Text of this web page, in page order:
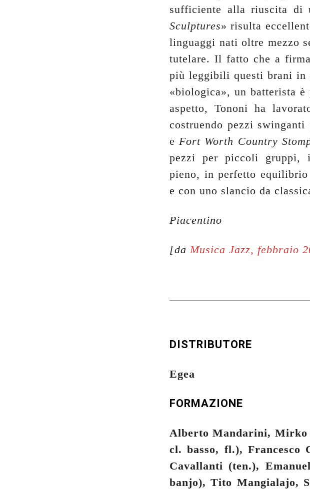
sufficiente alla riuscita di
Sculptures» risulta
linguaggi nati oltre mezzo
tutelare. Il fatto che a
più leggibili questi brani in
«biologica», un batterista
aspetto, Tononi ha
costruendo pezzi swinganti
eFort Worth Country
pezzi per piccoli gruppi,
pieno, in perfetto
e con uno slancio da
Piacentino
[daMusica Jazz, febbraio
DISTRIBUTORE
Egea
FORMAZIONE
Alberto Mandarini, Mirko
cl. basso, fl.), Francesco
Cavallanti (ten.),
banjo), Tito Mangialajo,